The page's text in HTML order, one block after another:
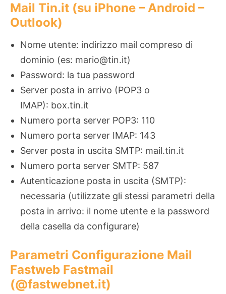
Mail Tin.it (su iPhone – Android –
Outlook)
Nome utente: indirizzo mail compreso di
dominio (es: mario@tin.it)
Password: la tua password
Server posta in arrivo (POP3 o
IMAP): box.tin.it
Numero porta server POP3: 110
Numero porta server IMAP: 143
Server posta in uscita SMTP: mail.tin.it
Numero porta server SMTP: 587
Autenticazione posta in uscita (SMTP):
necessaria (utilizzate gli stessi parametri della
posta in arrivo: il nome utente e la password
della casella da configurare)
Parametri Configurazione Mail
Fastweb Fastmail
(@fastwebnet.it)